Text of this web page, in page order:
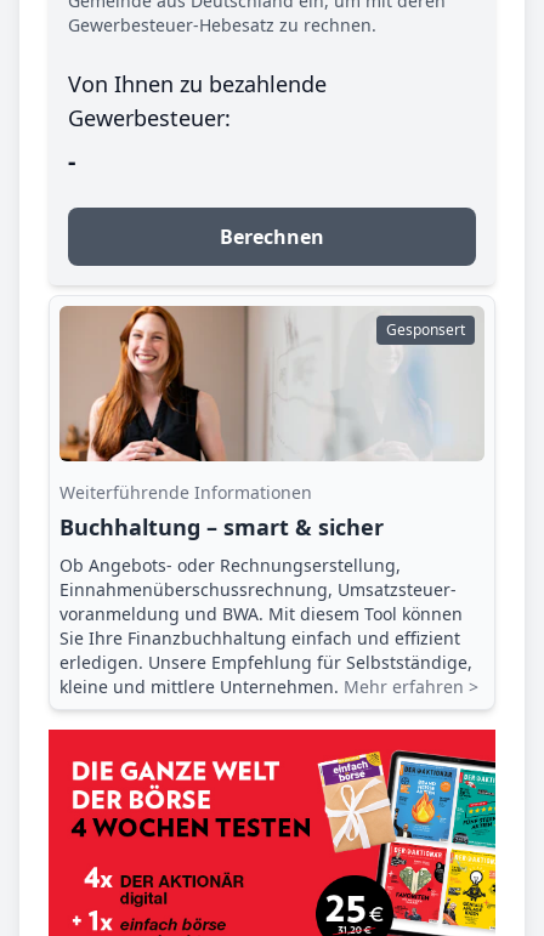
Gewerbesteuer-Hebesatz zu rechnen.
Von Ihnen zu bezahlende
Gewerbesteuer:
-
Berechnen
Gesponsert
Weiterführende Informationen
Buchhaltung – smart & sicher
Ob Angebots- oder Rechnungserstellung,
Einnahmenüberschuss­rechnung, Umsatzsteuer­
voranmeldung und BWA. Mit diesem Tool können
Sie Ihre Finanz­buchhaltung einfach und effizient
erledigen. Unsere Empfehlung für Selbstständige,
kleine und mittlere Unternehmen. Mehr erfahren >